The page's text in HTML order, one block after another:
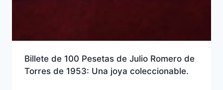
Billete de 100 Pesetas de Julio Romero de
Torres de 1953: Una joya coleccionable.